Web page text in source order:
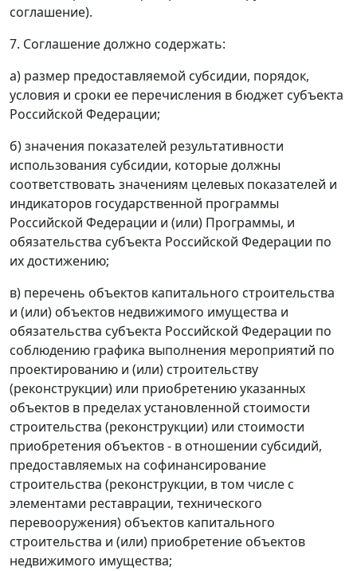
соглашение).
7. Соглашение должно содержать:
а) размер предоставляемой субсидии, порядок,
условия и сроки ее перечисления в бюджет субъекта
Российской Федерации;
б) значения показателей результативности
использования субсидии, которые должны
соответствовать значениям целевых показателей и
индикаторов государственной программы
Российской Федерации и (или) Программы, и
обязательства субъекта Российской Федерации по
их достижению;
в) перечень объектов капитального строительства
и (или) объектов недвижимого имущества и
обязательства субъекта Российской Федерации по
соблюдению графика выполнения мероприятий по
проектированию и (или) строительству
(реконструкции) или приобретению указанных
объектов в пределах установленной стоимости
строительства (реконструкции) или стоимости
приобретения объектов - в отношении субсидий,
предоставляемых на софинансирование
строительства (реконструкции, в том числе с
элементами реставрации, технического
перевооружения) объектов капитального
строительства и (или) приобретение объектов
недвижимого имущества;